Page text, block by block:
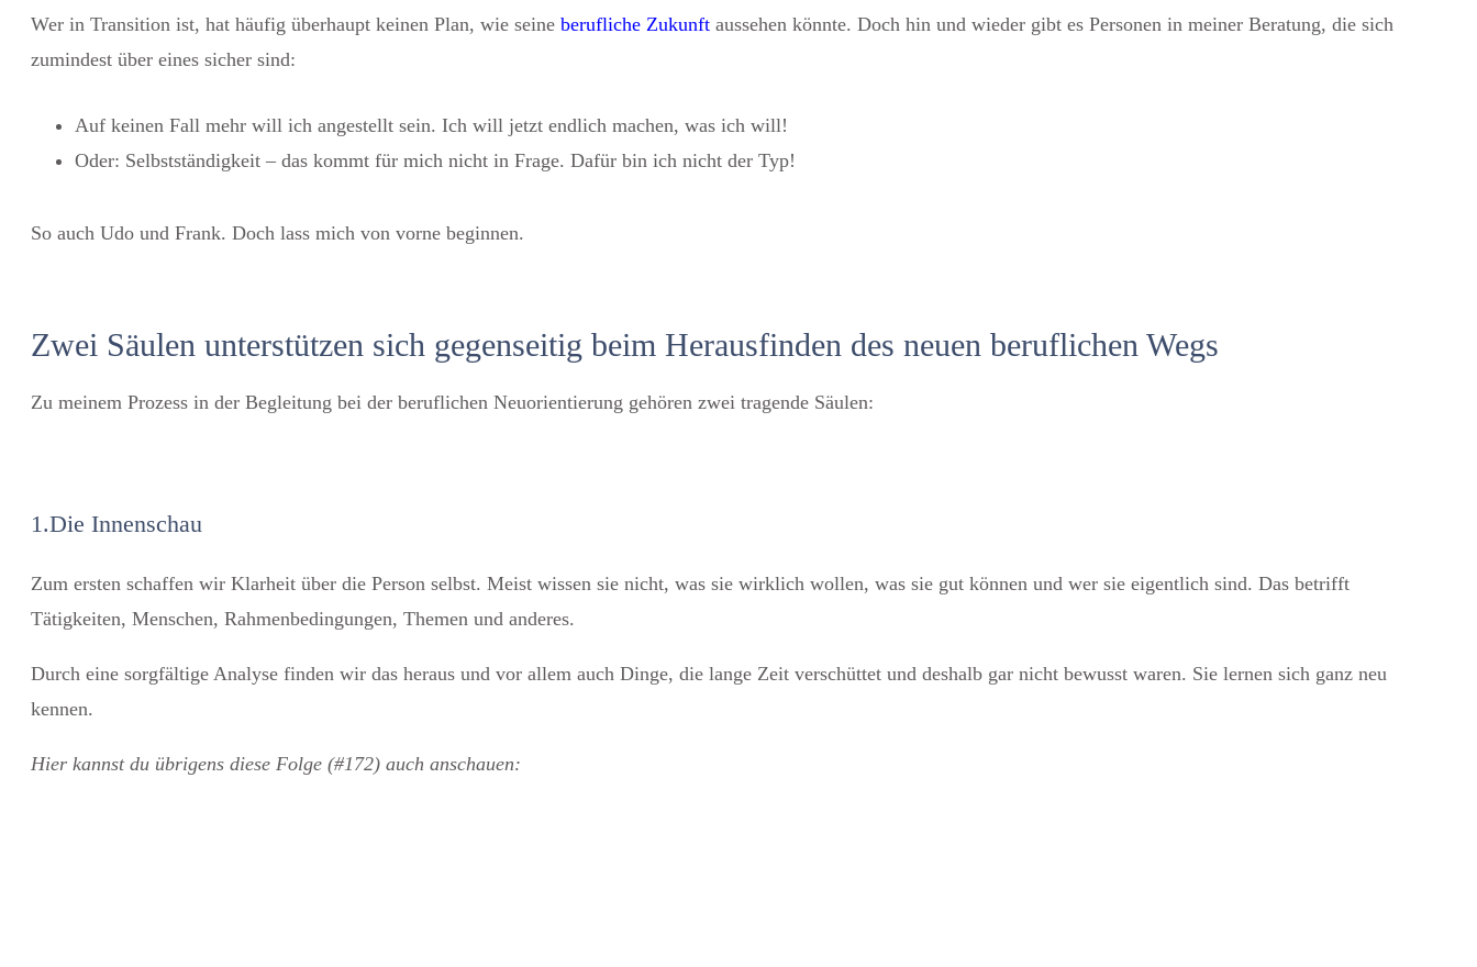
Wer in Transition ist, hat häufig überhaupt keinen Plan, wie seine berufliche Zukunft aussehen könnte. Doch hin und wieder gibt es Personen in meiner Beratung, die sich
zumindest über eines sicher sind:
Auf keinen Fall mehr will ich angestellt sein. Ich will jetzt endlich machen, was ich will!
Oder: Selbstständigkeit – das kommt für mich nicht in Frage. Dafür bin ich nicht der Typ!
So auch Udo und Frank. Doch lass mich von vorne beginnen.
Zwei Säulen unterstützen sich gegenseitig beim Herausfinden des neuen beruflichen Wegs
Zu meinem Prozess in der Begleitung bei der beruflichen Neuorientierung gehören zwei tragende Säulen:
1.Die Innenschau
Zum ersten schaffen wir Klarheit über die Person selbst. Meist wissen sie nicht, was sie wirklich wollen, was sie gut können und wer sie eigentlich sind. Das betrifft
Tätigkeiten, Menschen, Rahmenbedingungen, Themen und anderes.
Durch eine sorgfältige Analyse finden wir das heraus und vor allem auch Dinge, die lange Zeit verschüttet und deshalb gar nicht bewusst waren. Sie lernen sich ganz neu
kennen.
Hier kannst du übrigens diese Folge (#172) auch anschauen: